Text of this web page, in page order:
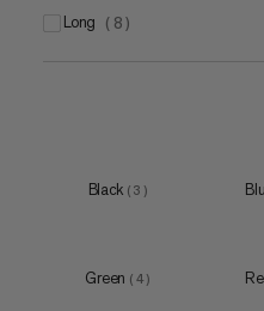
UK 12 (8
long ( 8 )
Black ( 3 )
Green ( 4 )